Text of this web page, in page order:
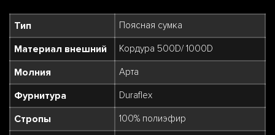
Тип Поясная сумка
Материал внешний Кордура 500D/ 1000D
Молния Арта
Фурнитура Duraflex
Стропы 100% полиэфир